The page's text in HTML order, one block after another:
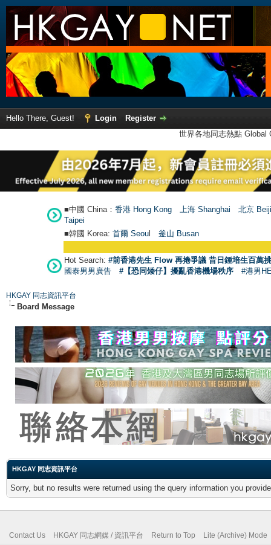
Hello There, Guest! Login
Register
世界各地同志熱點
■中國 China： 香港 Hong Kong 上海 Shanghai
北京
Taipei
■韓國 Korea: 首爾 Seoul 釜山 Busan
Hot Search: #前香港先生 Flow 再捲爭議 昔日鍾培生百萬
國泰男男廣告
#【恐同矮仔】擾亂香港機場秩序 #港男
HKGAY 同志資訊平台
Board Message
HKGAY 同志資訊平台
Sorry, but no results were returned using the query information you
Contact Us HKGAY 同志網媒 / 資訊平台 Return to Top Lite (Archive) Mode